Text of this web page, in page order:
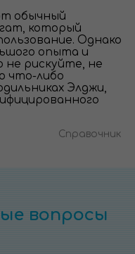
обычный
который
Однако
опыта и
не рискуйте, не
что-либо
Элджи,
Справочник
вопросы